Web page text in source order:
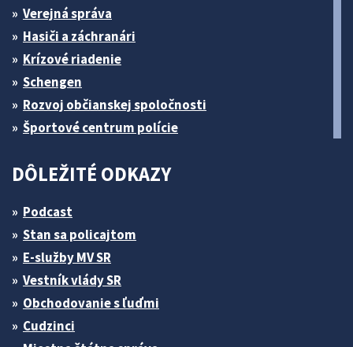
Verejná správa
Hasiči a záchranári
Krízové riadenie
Schengen
Rozvoj občianskej spoločnosti
Športové centrum polície
DÔLEŽITÉ ODKAZY
Podcast
Stan sa policajtom
E-služby MV SR
Vestník vlády SR
Obchodovanie s ľuďmi
Cudzinci